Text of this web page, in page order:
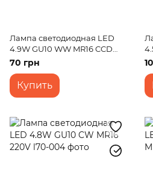
Лампа светодиодная LED
4.9W GU10 WW MR16 CCD
220V
70 грн
Купить